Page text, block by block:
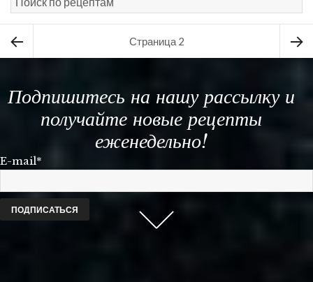
Навигация
по
записям
Страница 2
Подпишитесь на нашу рассылку и
получайте новые рецепты
еженедельно!
E-mail*
Scroll